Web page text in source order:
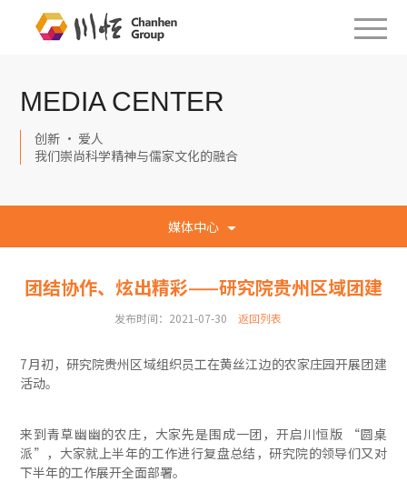
MEDIA CENTER
创新 · 爱人
我们崇尚科学精神与儒家文化的融合
媒体中心
团结协作、炫出精彩——研究院贵州区域团建
发布时间：2021-07-30 返回列表
7月初，研究院贵州区域组织员工在黄丝江边的农家庄园开展团建
活动。
来到青草幽幽的农庄，大家先是围成一团，开启川恒版 “圆桌
派”，大家就上半年的工作进行复盘总结，研究院的领导们又对
下半年的工作展开全面部署。